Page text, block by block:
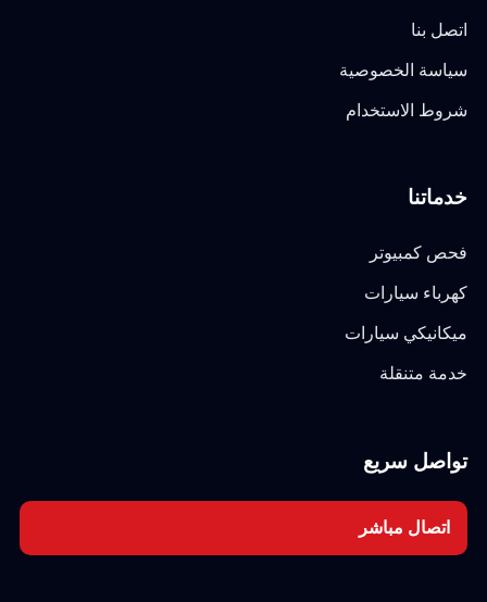
اتصل بنا
سياسة الخصوصية
شروط الاستخدام
خدماتنا
فحص كمبيوتر
كهرباء سيارات
ميكانيكي سيارات
خدمة متنقلة
تواصل سريع
اتصال مباشر